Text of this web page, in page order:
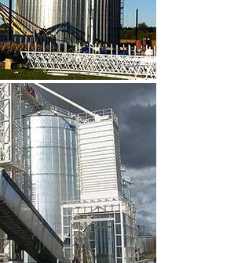
POUR AGRANDIR